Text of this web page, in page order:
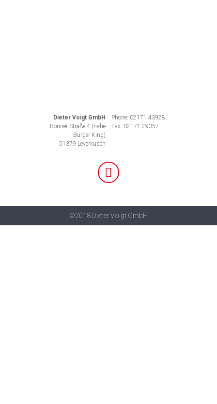
Phone: 02171 43928
Fax: 02171 29357
Dieter Voigt GmbH
Bonner Straße 4 (nahe
Burger King)
51379 Leverkusen
©2018 Dieter Voigt GmbH